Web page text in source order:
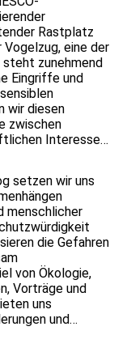
Rastplatz
eine der
zunehmend
Eingriffe und
wir diesen
zwischen
Interessen
setzen wir uns
menschlicher
die Gefahren
von Ökologie,
Vorträge und
uns
und